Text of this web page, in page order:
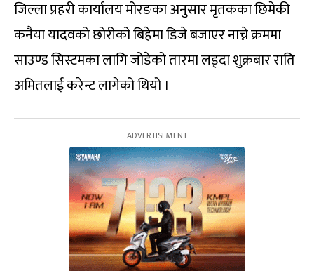
जिल्ला प्रहरी कार्यालय मोरङका अनुसार मृतकका छिमेकी
कनैया यादवको छोरीको बिहेमा डिजे बजाएर नाच्ने क्रममा
साउण्ड सिस्टमका लागि जोडेको तारमा लड्दा शुक्रबार राति
अमितलाई करेन्ट लागेको थियो ।